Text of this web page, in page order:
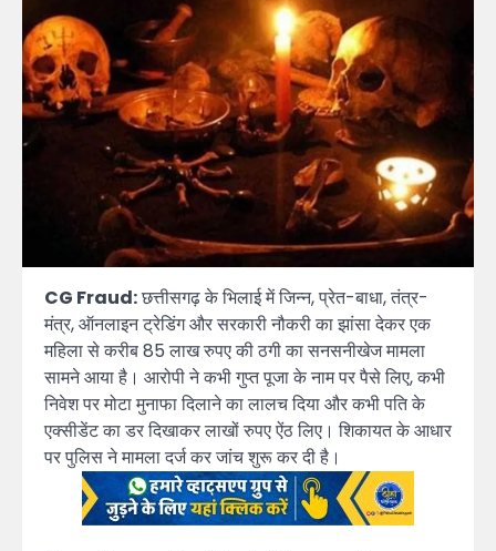
CG Fraud:छत्तीसगढ़ के भिलाई में जिन्न, प्रेत-बाधा, तंत्र-
मंत्र, ऑनलाइन ट्रेडिंग और सरकारी नौकरी का झांसा देकर एक
महिला से करीब 85 लाख रुपए की ठगी का सनसनीखेज मामला
सामने आया है। आरोपी ने कभी गुप्त पूजा के नाम पर पैसे लिए, कभी
निवेश पर मोटा मुनाफा दिलाने का लालच दिया और कभी पति के
एक्सीडेंट का डर दिखाकर लाखों रुपए ऐंठ लिए। शिकायत के आधार
पर पुलिस ने मामला दर्ज कर जांच शुरू कर दी है।